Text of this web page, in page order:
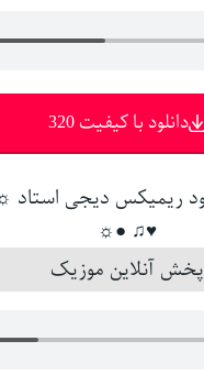
دانلود با کیفیت 320
♥♫ ●☼
پخش آنلاین موزیک